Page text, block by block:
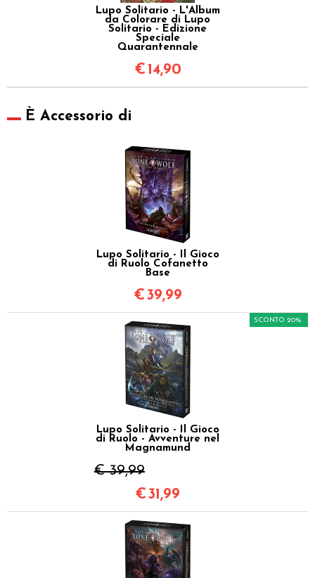
Lupo Solitario - L'Album
da Colorare di Lupo
Solitario - Edizione
Speciale
Quarantennale
€ 14,90
È Accessorio di
Lupo Solitario - Il Gioco
di Ruolo Cofanetto
Base
€39,99
Lupo Solitario - Il Gioco
di Ruolo - Avventure nel
Magnamund
€ 39,99
SCONTO 20%
€31,99